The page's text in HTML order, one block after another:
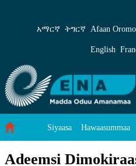
Adeemsi Dimokiraasii
አማርኛ ትግርኛ Afaan
English
Siyaasa Hawaasummaa
Adeemsi